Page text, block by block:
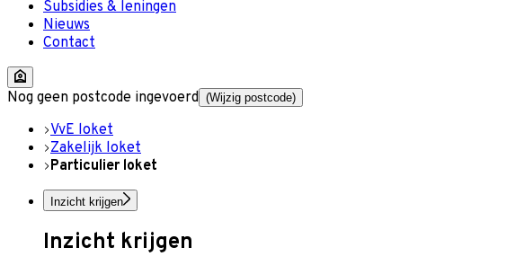
Subsidies & leningen
Nieuws
Contact
Nog geen postcode ingevoerd (Wijzig postcode)
VvE loket
Zakelijk loket
Particulier loket
Inzicht krijgen
Inzicht krijgen